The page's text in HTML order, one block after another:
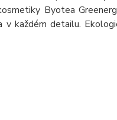
Byotea
v každém detailu.